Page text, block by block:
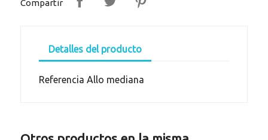
Compartir
Detalles del producto
Referencia Allo mediana